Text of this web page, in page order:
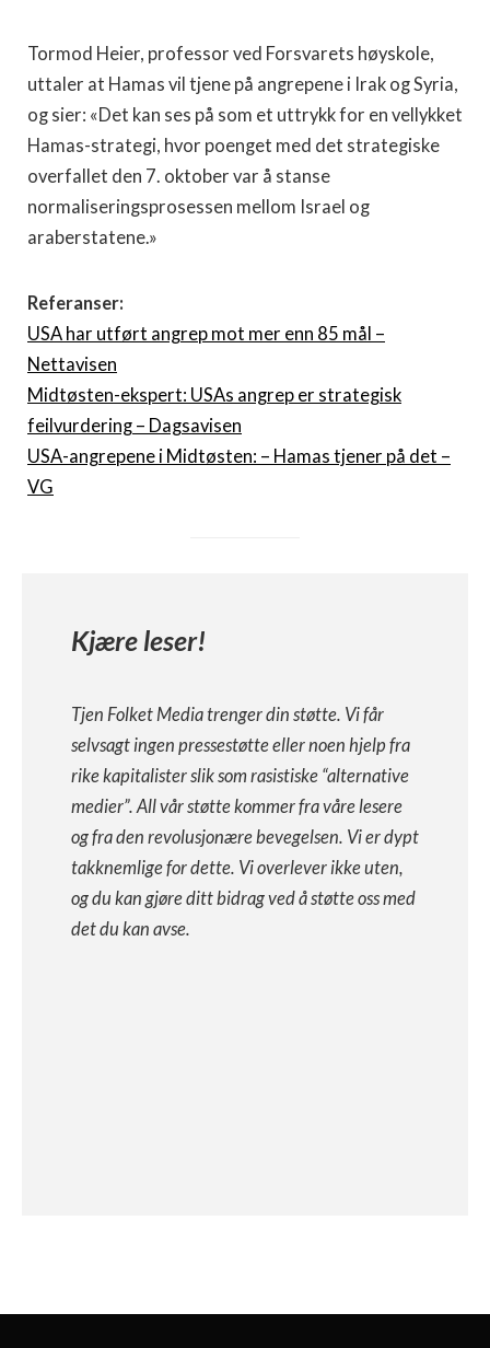
Tormod Heier, professor ved Forsvarets høyskole,
uttaler at Hamas vil tjene på angrepene i Irak og Syria,
og sier: «Det kan ses på som et uttrykk for en vellykket
Hamas-strategi, hvor poenget med det strategiske
overfallet den 7. oktober var å stanse
normaliseringsprosessen mellom Israel og
araberstatene.»
Referanser:
USA har utført angrep mot mer enn 85 mål –
Nettavisen
Midtøsten-ekspert: USAs angrep er strategisk
feilvurdering – Dagsavisen
USA-angrepene i Midtøsten: – Hamas tjener på det –
VG
Kjære leser!
Tjen Folket Media trenger din støtte. Vi får
selvsagt ingen pressestøtte eller noen hjelp fra
rike kapitalister slik som rasistiske “alternative
medier”. All vår støtte kommer fra våre lesere
og fra den revolusjonære bevegelsen. Vi er dypt
takknemlige for dette. Vi overlever ikke uten,
og du kan gjøre ditt bidrag ved å støtte oss med
det du kan avse.